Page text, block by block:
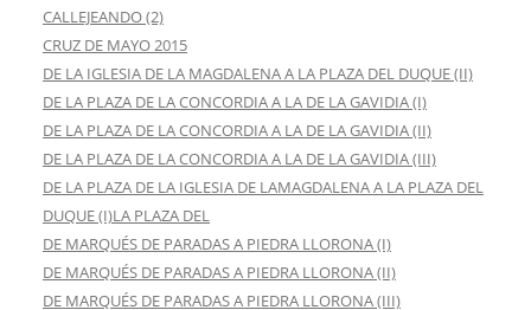
CALLEJEANDO (2)
CRUZ DE MAYO 2015
DE LA IGLESIA DE LA MAGDALENA A LA PLAZA DEL DUQUE (II)
DE LA PLAZA DE LA CONCORDIA A LA DE LA GAVIDIA (I)
DE LA PLAZA DE LA CONCORDIA A LA DE LA GAVIDIA (II)
DE LA PLAZA DE LA CONCORDIA A LA DE LA GAVIDIA (III)
DE LA PLAZA DE LA IGLESIA DE LAMAGDALENA A LA PLAZA DEL
DUQUE (I)LA PLAZA DEL
DE MARQUÉS DE PARADAS A PIEDRA LLORONA (I)
DE MARQUÉS DE PARADAS A PIEDRA LLORONA (II)
DE MARQUÉS DE PARADAS A PIEDRA LLORONA (III)